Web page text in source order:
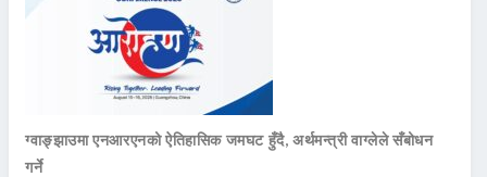
ग्वाङ्झाउमा एनआरएनको ऐतिहासिक जमघट हुँदै, अर्थमन्त्री वाग्लेले सँबोधन
गर्ने